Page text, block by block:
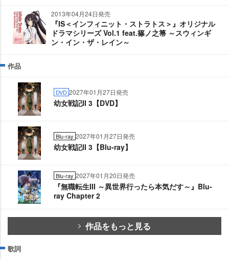
2013年04月24日発売
『IS＜インフィニット・ストラトス＞』オリジナル
ドラマシリーズ Vol.1 feat.篠ノ之箒 ～スウィンギ
ン・イン・ザ・レイン～
作品
DVD 2027年01月27日発売
幼女戦記II 3【DVD】
Blu-ray 2027年01月27日発売
幼女戦記II 3【Blu-ray】
Blu-ray 2027年01月20日発売
『無職転生III ～異世界行ったら本気だす～』Blu-
ray Chapter 2
作品をもっと見る
歌詞